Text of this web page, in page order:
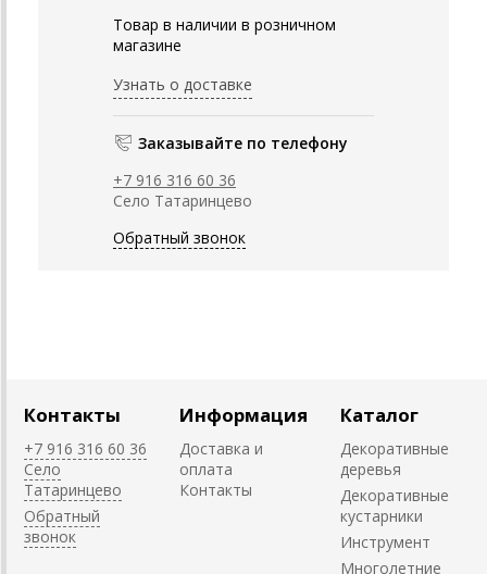
Товар в наличии в розничном
магазине
Узнать о доставке
Заказывайте по телефону
+7 916 316 60 36
Село Татаринцево
Обратный звонок
Контакты
+7 916 316 60 36
Село
Татаринцево
Обратный
звонок
Информация
Доставка и
оплата
Контакты
Каталог
Декоративные
деревья
Декоративные
кустарники
Инструмент
Многолетние